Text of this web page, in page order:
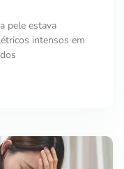
pele estava
intensos em